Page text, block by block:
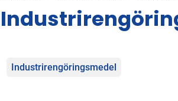
Kategorier
Industrirengöringsmedel